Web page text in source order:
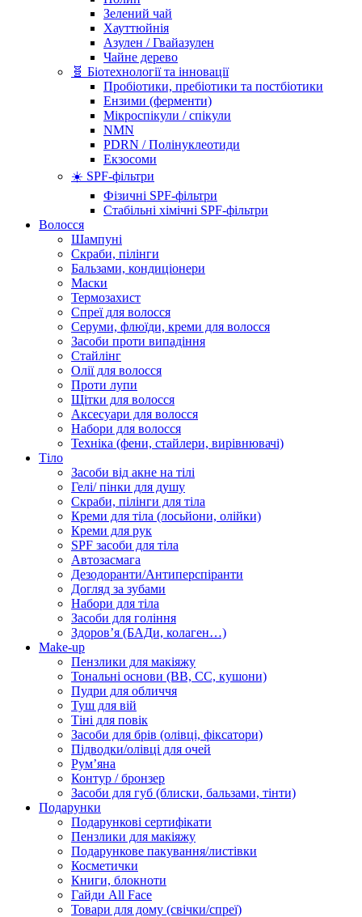
Зелений чай
Хауттюйнія
Азулен / Гвайазулен
Чайне дерево
🧬 Біотехнології та інновації
Пробіотики, пребіотики та постбіотики
Ензими (ферменти)
Мікроспікули / спікули
NMN
PDRN / Полінуклеотиди
Екзосоми
☀️ SPF-фільтри
Фізичні SPF-фільтри
Стабільні хімічні SPF-фільтри
Волосся
Шампуні
Скраби, пілінги
Бальзами, кондиціонери
Маски
Термозахист
Спреї для волосся
Серуми, флюїди, креми для волосся
Засоби проти випадіння
Стайлінг
Олії для волосся
Проти лупи
Щітки для волосся
Аксесуари для волосся
Набори для волосся
Техніка (фени, стайлери, вирівнювачі)
Тіло
Засоби від акне на тілі
Гелі/ пінки для душу
Скраби, пілінги для тіла
Креми для тіла (лосьйони, олійки)
Креми для рук
SPF засоби для тіла
Автозасмага
Дезодоранти/Антиперспіранти
Догляд за зубами
Набори для тіла
Засоби для гоління
Здоровʼя (БАДи, колаген…)
Make-up
Пензлики для макіяжу
Тональні основи (BB, CC, кушони)
Пудри для обличчя
Туш для вій
Тіні для повік
Засоби для брів (олівці, фіксатори)
Підводки/олівці для очей
Румʼяна
Контур / бронзер
Засоби для губ (блиски, бальзами, тінти)
Подарунки
Подарункові сертифікати
Пензлики для макіяжу
Подарункове пакування/листівки
Косметички
Книги, блокноти
Гайди All Face
Товари для дому (свічки/спреї)